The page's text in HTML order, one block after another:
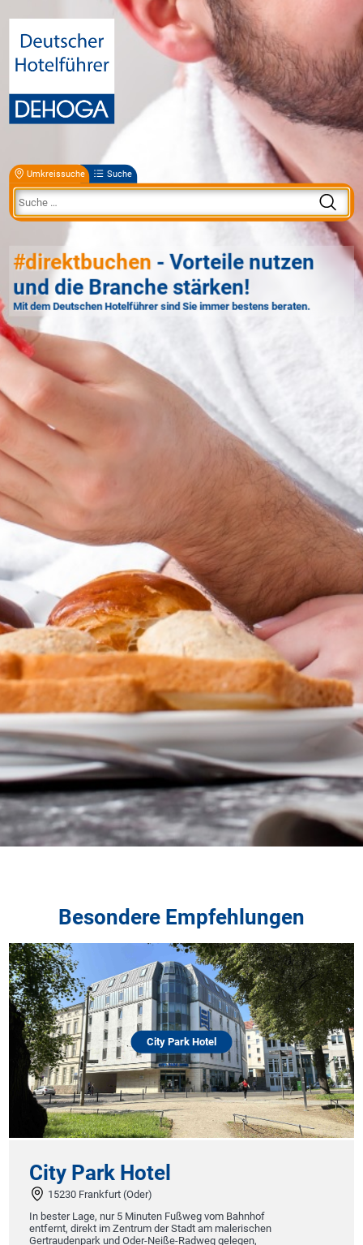
Umkreissuche Suche
#direktbuchen - Vorteile nutzen
und die Branche stärken!
Mit dem Deutschen Hotelführer sind Sie immer bestens beraten.
Besondere Empfehlungen
City Park Hotel
City Park Hotel
15230 Frankfurt (Oder)
In bester Lage, nur 5 Minuten Fußweg vom Bahnhof
entfernt, direkt im Zentrum der Stadt am malerischen
Gertraudenpark und Oder-Neiße-Radweg gelegen,